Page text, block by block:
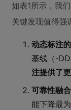
如表1所示，我
关键发现值得强
动态标注
基线（-
注提供了
可靠性融
能下降最